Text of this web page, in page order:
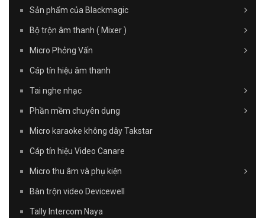
Sản phẩm của Blackmagic
Bộ trộn âm thanh ( Mixer )
Micro Phỏng Vấn
Cáp tín hiệu âm thanh
Tai nghe nhạc
Phần mềm chuyên dụng
Micro karaoke không dây Takstar
Cáp tín hiệu Video Canare
Micro thu âm và phụ kiện
Bàn trộn video Devicewell
Tally Intercom Naya